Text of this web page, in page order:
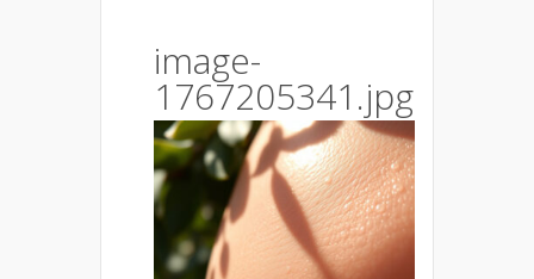
image-
1767205341.jpg